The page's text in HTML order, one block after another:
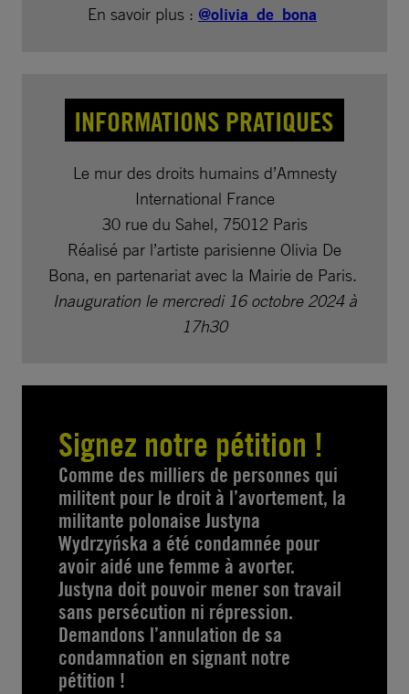
En savoir plus : @olivia_de_bona
INFORMATIONS PRATIQUES
Le mur des droits humains d’Amnesty
International France
30 rue du Sahel, 75012 Paris
Réalisé par l’artiste parisienne Olivia De
Bona, en partenariat avec la Mairie de Paris.
Inauguration le mercredi 16 octobre 2024 à
17h30
Signez notre pétition !
Comme des milliers de personnes qui
militent pour le droit à l’avortement, la
militante polonaise Justyna
Wydrzyńska a été condamnée pour
avoir aidé une femme à avorter.
Justyna doit pouvoir mener son travail
sans persécution ni répression.
Demandons l’annulation de sa
condamnation en signant notre
pétition !